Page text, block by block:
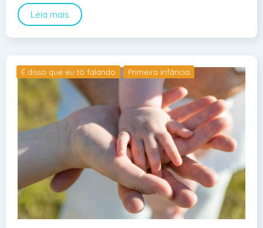
Leia mais
É disso que eu tô falando Primeira infância